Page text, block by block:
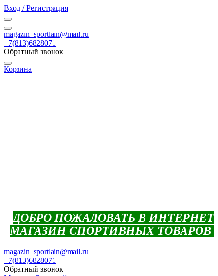
Вход / Регистрация
magazin_sportlain@mail.ru
+7(813)6828071
Обратный звонок
Корзина
ДОБРО ПОЖАЛОВАТЬ В ИНТЕРНЕТ
МАГАЗИН СПОРТИВНЫХ ТОВАРОВ
magazin_sportlain@mail.ru
+7(813)6828071
Обратный звонок